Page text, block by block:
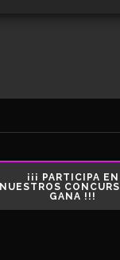
¡¡¡ PARTICIPA EN
NUESTROS
GANA !!!